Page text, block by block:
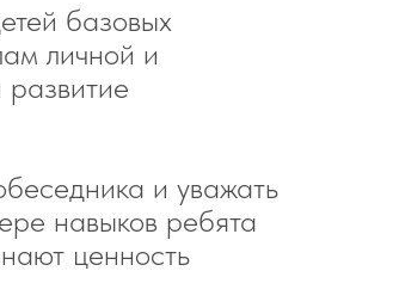
базовых
личной и
и уважать
навыков ребята
ценность